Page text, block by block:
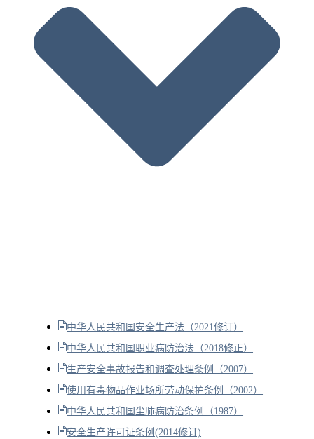
中华人民共和国安全生产法（2021修订）
中华人民共和国职业病防治法（2018修正）
生产安全事故报告和调查处理条例（2007）
使用有毒物品作业场所劳动保护条例（2002）
中华人民共和国尘肺病防治条例（1987）
安全生产许可证条例(2014修订)